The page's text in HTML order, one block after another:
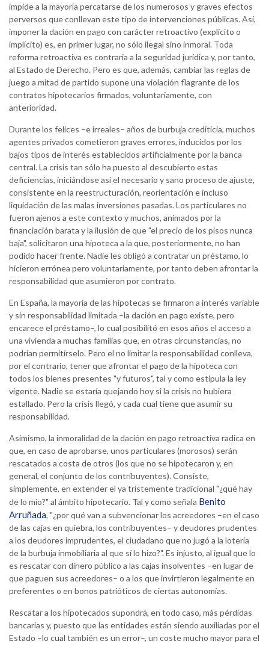
impide a la mayoría percatarse de los numerosos y graves efectos
perversos que conllevan este tipo de intervenciones públicas. Así,
imponer la dación en pago con carácter retroactivo (explícito o
implícito) es, en primer lugar, no sólo ilegal sino inmoral. Toda
reforma retroactiva es contraria a la seguridad jurídica y, por tanto,
al Estado de Derecho. Pero es que, además, cambiar las reglas de
juego a mitad de partido supone una violación flagrante de los
contratos hipotecarios firmados, voluntariamente, con
anterioridad.
Durante los felices –e irreales– años de burbuja crediticia, muchos
agentes privados cometieron graves errores, inducidos por los
bajos tipos de interés establecidos artificialmente por la banca
central. La crisis tan sólo ha puesto al descubierto estas
deficiencias, iniciándose así el necesario y sano proceso de ajuste,
consistente en la reestructuración, reorientación e incluso
liquidación de las malas inversiones pasadas. Los particulares no
fueron ajenos a este contexto y muchos, animados por la
financiación barata y la ilusión de que "el precio de los pisos nunca
baja", solicitaron una hipoteca a la que, posteriormente, no han
podido hacer frente. Nadie les obligó a contratar un préstamo, lo
hicieron errónea pero voluntariamente, por tanto deben afrontar la
responsabilidad que asumieron por contrato.
En España, la mayoría de las hipotecas se firmaron a interés variable
y sin responsabilidad limitada –la dación en pago existe, pero
encarece el préstamo–, lo cual posibilitó en esos años el acceso a
una vivienda a muchas familias que, en otras circunstancias, no
podrían permitírselo. Pero el no limitar la responsabilidad conlleva,
por el contrario, tener que afrontar el pago de la hipoteca con
todos los bienes presentes "y futuros", tal y como estipula la ley
vigente. Nadie se estaría quejando hoy si la crisis no hubiera
estallado. Pero la crisis llegó, y cada cual tiene que asumir su
responsabilidad.
Asimismo, la inmoralidad de la dación en pago retroactiva radica en
que, en caso de aprobarse, unos particulares (morosos) serán
rescatados a costa de otros (los que no se hipotecaron y, en
general, el conjunto de los contribuyentes). Consiste,
simplemente, en extender el ya tristemente tradicional "¿qué hay
de lo mío?" al ámbito hipotecario. Tal y como señala Benito
Arruñada, "¿por qué van a subvencionar los acreedores –en el caso
de las cajas en quiebra, los contribuyentes– y deudores prudentes
a los deudores imprudentes, el ciudadano que no jugó a la lotería
de la burbuja inmobiliaria al que sí lo hizo?". Es injusto, al igual que lo
es rescatar con dinero público a las cajas insolventes –en lugar de
que paguen sus acreedores– o a los que invirtieron legalmente en
preferentes o en bonos patrióticos de ciertas autonomías.
Rescatar a los hipotecados supondrá, en todo caso, más pérdidas
bancarias y, puesto que las entidades están siendo auxiliadas por el
Estado –lo cual también es un error–, un coste mucho mayor para el